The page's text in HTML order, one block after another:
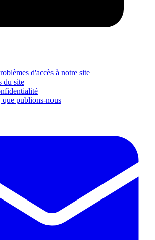
d'accès à notre site
du site
que publions-nous